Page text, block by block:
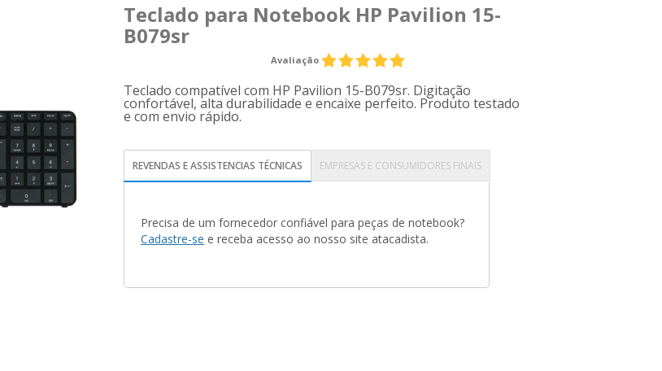
Teclado para Notebook HP Pavilion 15-
B079sr
Avaliação
Teclado compatível com HP Pavilion 15-B079sr. Digitação
confortável, alta durabilidade e encaixe perfeito. Produto testado
e com envio rápido.
REVENDAS E ASSISTENCIAS TÉCNICAS
Precisa de um fornecedor confiável para peças de notebook?
Cadastre-se e receba acesso ao nosso site atacadista.
EMPRESAS E CONSUMIDORES FINAIS